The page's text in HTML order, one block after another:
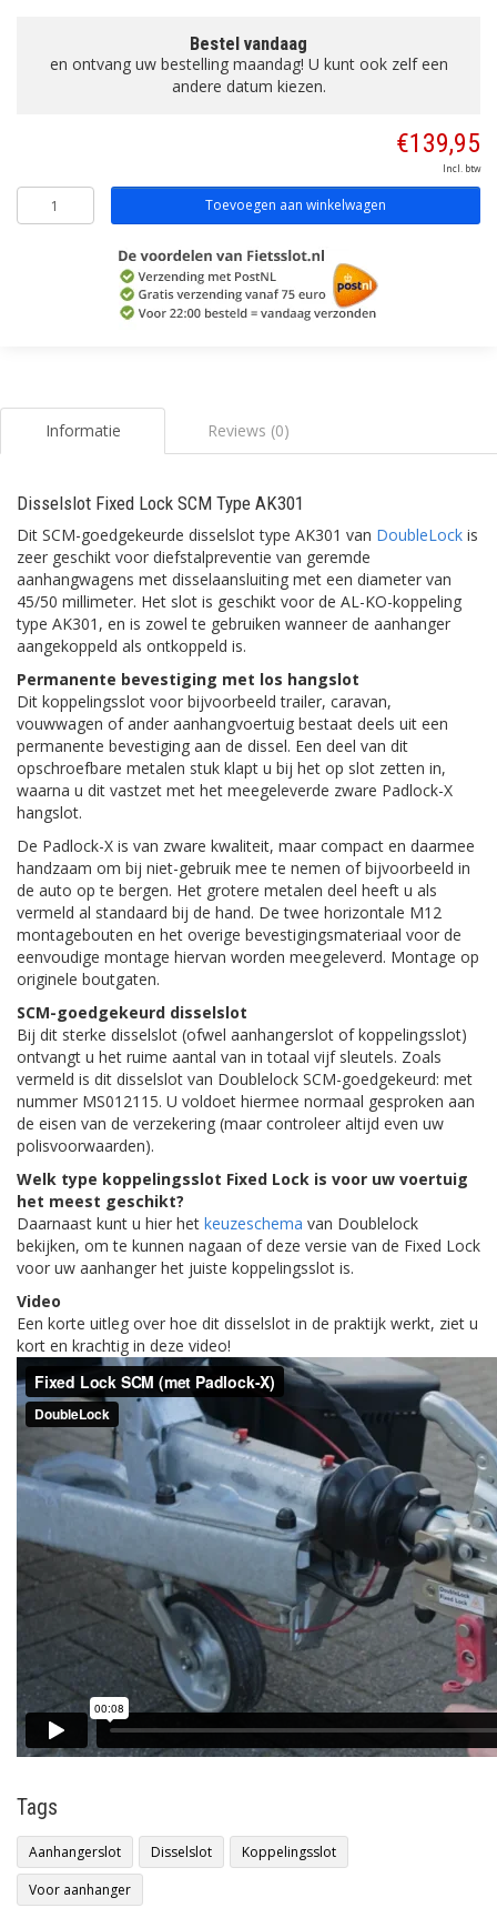
Bestel vandaag
en ontvang uw bestelling maandag! U kunt ook zelf een
andere datum kiezen.
€139,95
Incl. btw
Toevoegen aan winkelwagen
Informatie Reviews (0)
Disselslot Fixed Lock SCM Type AK301
Dit SCM-goedgekeurde disselslot type AK301 van DoubleLock is
zeer geschikt voor diefstalpreventie van geremde
aanhangwagens met disselaansluiting met een diameter van
45/50 millimeter. Het slot is geschikt voor de AL-KO-koppeling
type AK301, en is zowel te gebruiken wanneer de aanhanger
aangekoppeld als ontkoppeld is.
Permanente bevestiging met los hangslot
Dit koppelingsslot voor bijvoorbeeld trailer, caravan,
vouwwagen of ander aanhangvoertuig bestaat deels uit een
permanente bevestiging aan de dissel. Een deel van dit
opschroefbare metalen stuk klapt u bij het op slot zetten in,
waarna u dit vastzet met het meegeleverde zware Padlock-X
hangslot.
De Padlock-X is van zware kwaliteit, maar compact en daarmee
handzaam om bij niet-gebruik mee te nemen of bijvoorbeeld in
de auto op te bergen. Het grotere metalen deel heeft u als
vermeld al standaard bij de hand. De twee horizontale M12
montagebouten en het overige bevestigingsmateriaal voor de
eenvoudige montage hiervan worden meegeleverd. Montage op
originele boutgaten.
SCM-goedgekeurd disselslot
Bij dit sterke disselslot (ofwel aanhangerslot of koppelingsslot)
ontvangt u het ruime aantal van in totaal vijf sleutels. Zoals
vermeld is dit disselslot van Doublelock SCM-goedgekeurd: met
nummer MS012115. U voldoet hiermee normaal gesproken aan
de eisen van de verzekering (maar controleer altijd even uw
polisvoorwaarden).
Welk type koppelingsslot Fixed Lock is voor uw voertuig
het meest geschikt?
Daarnaast kunt u hier het keuzeschema van Doublelock
bekijken, om te kunnen nagaan of deze versie van de Fixed Lock
voor uw aanhanger het juiste koppelingsslot is.
Video
Een korte uitleg over hoe dit disselslot in de praktijk werkt, ziet u
kort en krachtig in deze video!
Tags
Aanhangerslot Disselslot
Koppelingsslot
Voor aanhanger